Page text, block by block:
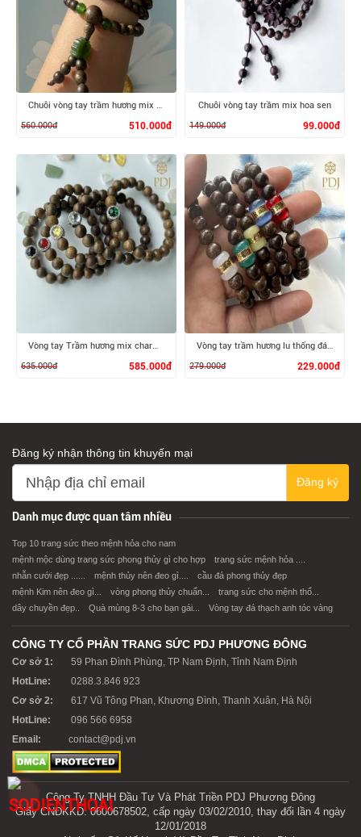
XEM CHI TIẾT XEM CHI TIẾT
XEM CHI TIẾT
560.000đ
510.000đ
XEM CHI TIẾT
Chuỗi vòng tay trầm mix hoa sen
149.000đ
99.000đ
XEM CHI TIẾT
Vòng tay Trầm hương mix charm Pandora đá topaz
635.000đ
585.000đ
XEM CHI TIẾT
Vòng tay trầm hương lu thống đá thạch anh
279.000đ
229.000đ
Đăng ký nhận thông tin khuyến mại
Đăng ký
Danh mục được quan tâm nhiều
Top 10 trang sức theo mệnh hỏa cho nam
mệnh mộc dùng trang sức phong thủy gì cho hợp
trang sức mệnh hỏa ....
nhẫn cưới đẹp ......
mệnh thủy nên đeo gì....
cầu đá phong thủy đẹp
mệnh Kim nên đeo gì...
vòng phong thủy chuẩn...
trang sức cho mệnh thổ...
dây chuyền đẹp..
Quà mùng 8-3 cho bạn gái... Vòng tay đá thạch anh tóc vàng
CÔNG TY CỔ PHẦN TRANG SỨC PDJ PHƯƠNG ĐÔNG
Cơ sở 1:
59 Phan Đình Phùng, TP Nam Định, Tỉnh Nam Định
HotLine:
0288.3.846 923
Cơ sở 2:
617 Vũ Tông Phan, Khương Đình, Thanh Xuân, Hà Nội
HotLine:
096 566 6958
Email:
contact@pdj.vn
Công Ty TNHH Đầu Tư Và Phát Triền PDJ Phương Đông
Giấy CNĐKKD: 0600678502, cấp ngày 03/02/2010, thay đổi lần 4 ngày
12/01/2018